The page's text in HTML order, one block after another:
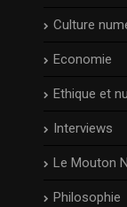
Culture
Economie
Ethique et
Interviews
Le Mouton
Philosophie